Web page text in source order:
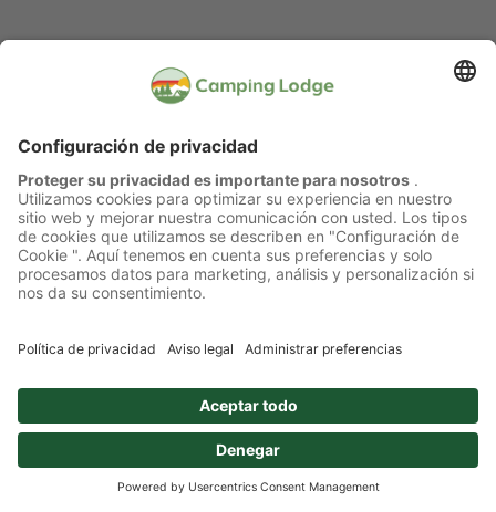
Camping Lodge Lausanne AG
Chemin du Camping 3
1007 Lausanne
+41 (0) 21 622 5000
info@camping-lausanne.ch
Lunes a domingo: de 9:00 a 12:00 y de 14:00 a
Julio y agosto: lunes a domingo: de 9:00 a 12:00 y
de 14:00 a 20:00
Síguenos